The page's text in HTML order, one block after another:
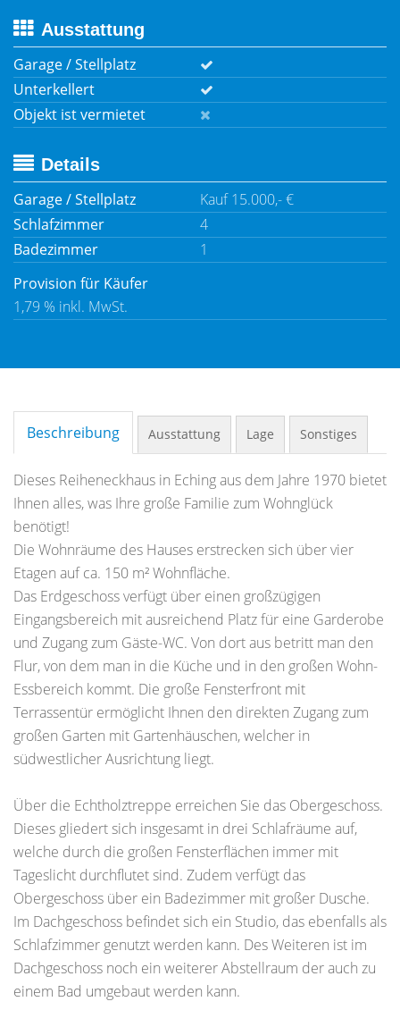
Ausstattung
Garage / Stellplatz
Unterkellert
Objekt ist vermietet
Details
Garage / Stellplatz
Kauf 15.000,- €
Schlafzimmer
4
Badezimmer
1
Provision für Käufer
1,79 % inkl. MwSt.
Beschreibung Ausstattung Lage Sonstiges
Dieses Reiheneckhaus in Eching aus dem Jahre 1970 bietet
Ihnen alles, was Ihre große Familie zum Wohnglück
benötigt!
Die Wohnräume des Hauses erstrecken sich über vier
Etagen auf ca. 150 m² Wohnfläche.
Das Erdgeschoss verfügt über einen großzügigen
Eingangsbereich mit ausreichend Platz für eine Garderobe
und Zugang zum Gäste-WC. Von dort aus betritt man den
Flur, von dem man in die Küche und in den großen Wohn-
Essbereich kommt. Die große Fensterfront mit
Terrassentür ermöglicht Ihnen den direkten Zugang zum
großen Garten mit Gartenhäuschen, welcher in
südwestlicher Ausrichtung liegt.
Über die Echtholztreppe erreichen Sie das Obergeschoss.
Dieses gliedert sich insgesamt in drei Schlafräume auf,
welche durch die großen Fensterflächen immer mit
Tageslicht durchflutet sind. Zudem verfügt das
Obergeschoss über ein Badezimmer mit großer Dusche.
Im Dachgeschoss befindet sich ein Studio, das ebenfalls als
Schlafzimmer genutzt werden kann. Des Weiteren ist im
Dachgeschoss noch ein weiterer Abstellraum der auch zu
einem Bad umgebaut werden kann.